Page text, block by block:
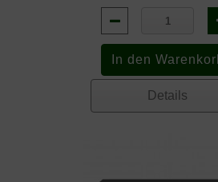
Details